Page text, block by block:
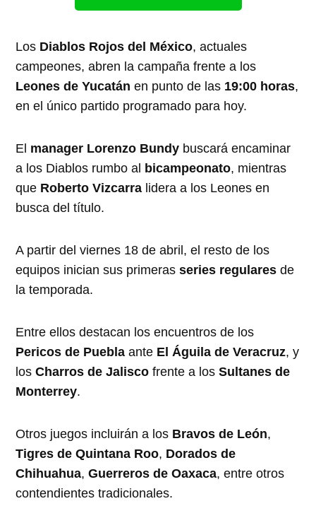
Los Diablos Rojos del México, actuales
campeones, abren la campaña frente a los
Leones de Yucatán en punto de las 19:00 horas,
en el único partido programado para hoy.
El manager Lorenzo Bundy buscará encaminar
a los Diablos rumbo al bicampeonato, mientras
que Roberto Vizcarra lidera a los Leones en
busca del título.
A partir del viernes 18 de abril, el resto de los
equipos inician sus primerasseries regulares de
la temporada.
Entre ellos destacan los encuentros de los
Pericos de Puebla ante El Águila de Veracruz, y
losCharros de Jalisco frente a losSultanes de
Monterrey.
Otros juegos incluirán a los Bravos de León,
Tigres de Quintana Roo, Dorados de
Chihuahua,Guerreros de Oaxaca, entre otros
contendientes tradicionales.